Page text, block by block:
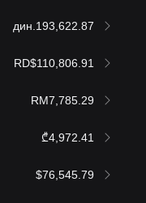
дин.193,622.87
RD$110,806.91
RM7,785.29
₾4,972.41
$76,545.79